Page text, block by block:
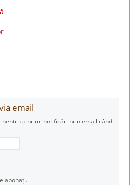
email
pentru a primi notificări prin email când
abonați.